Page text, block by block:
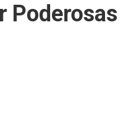
Poderosas